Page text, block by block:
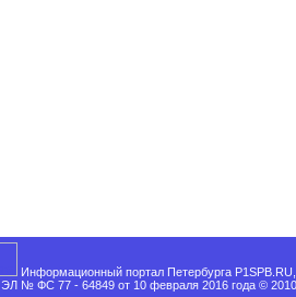
Информационный портал Петербурга
ЭЛ № ФС 77 - 64849 от 10 февраля 2016 года ©